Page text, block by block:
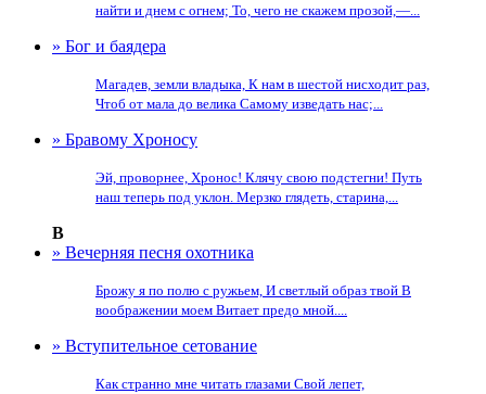
найти и днем с огнем; То, чего не скажем прозой,—...
» Бог и баядера
Магадев, земли владыка, К нам в шестой нисходит раз,
Чтоб от мала до велика Самому изведать нас;...
» Бравому Хроносу
Эй, проворнее, Хронос! Клячу свою подстегни! Путь
наш теперь под уклон. Мерзко глядеть, старина,...
В
» Вечерняя песня охотника
Брожу я по полю с ружьем, И светлый образ твой В
воображении моем Витает предо мной....
» Вступительное сетование
Как странно мне читать глазами Свой лепет,